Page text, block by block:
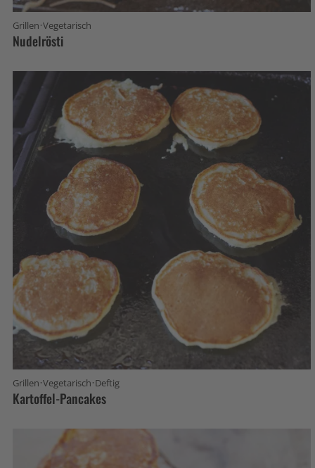
Grillen·Vegetarisch
Nudelrösti
Grillen·Vegetarisch·Deftig
Kartoffel-Pancakes